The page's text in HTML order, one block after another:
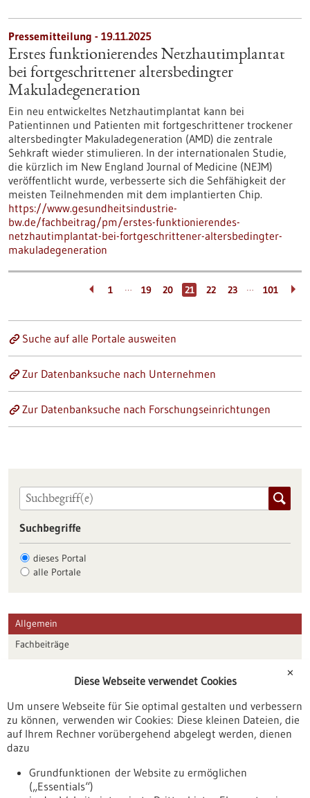
Pressemitteilung - 19.11.2025
Erstes funktionierendes Netzhautimplantat
bei fortgeschrittener altersbedingter
Makuladegeneration
Ein neu entwickeltes Netzhautimplantat kann bei
Patientinnen und Patienten mit fortgeschrittener trockener
altersbedingter Makuladegeneration (AMD) die zentrale
Sehkraft wieder stimulieren. In der internationalen Studie,
die kürzlich im New England Journal of Medicine (NEJM)
veröffentlicht wurde, verbesserte sich die Sehfähigkeit der
meisten Teilnehmenden mit dem implantierten Chip.
https://www.gesundheitsindustrie-
bw.de/fachbeitrag/pm/erstes-funktionierendes-
netzhautimplantat-bei-fortgeschrittener-altersbedingter-
makuladegeneration
1 … 19 20 21 22 23 … 101
Suche auf alle Portale ausweiten
Zur Datenbanksuche nach Unternehmen
Zur Datenbanksuche nach Forschungseinrichtungen
Suchbegriffe
dieses Portal
alle Portale
Allgemein
Fachbeiträge
Veranstaltungen
Erscheinungsdatum
✕
Diese Webseite verwendet Cookies
Um unsere Webseite für Sie optimal gestalten und verbessern
zu können, verwenden wir Cookies: Diese kleinen Dateien, die
auf Ihrem Rechner vorübergehend abgelegt werden, dienen
dazu
Grundfunktionen der Website zu ermöglichen
(„Essentials“)